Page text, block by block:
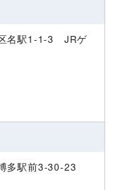
名駅1-1-3 JRゲ
多駅前3-30-23